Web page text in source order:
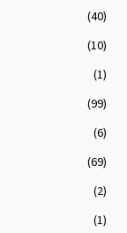
(40)
(10)
(1)
(99)
(6)
(69)
(2)
(1)